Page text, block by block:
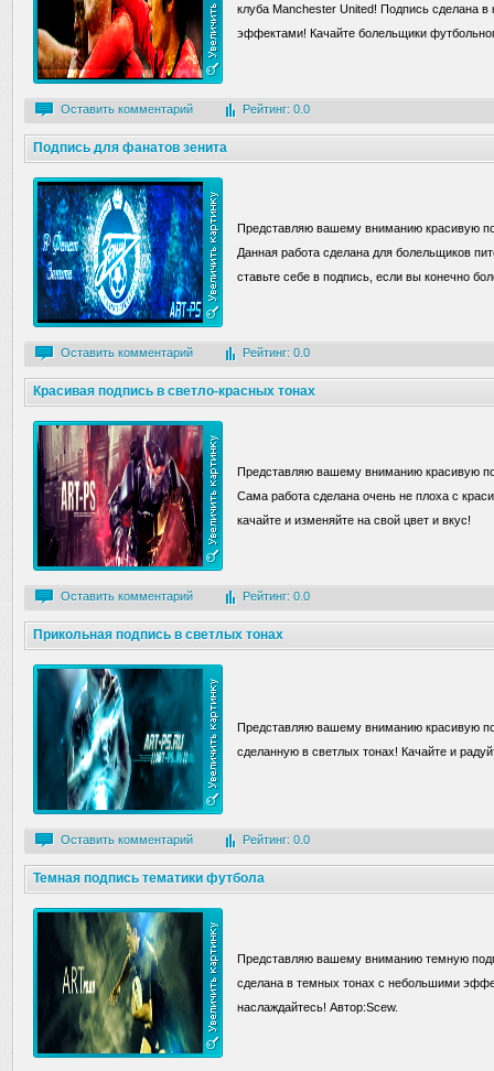
клуба Manchester United! Подпись сделана
эффектами! Качайте болельщики
Оставить комментарий Рейтинг: 0.0
Подпись для фанатов зенита
Представляю вашему вниманию красивую
Данная работа сделана для болельщиков
ставьте себе в подпись, если вы конечно
Оставить комментарий Рейтинг: 0.0
Красивая подпись в светло-красных тонах
Представляю вашему вниманию красивую
Сама работа сделана очень не плоха с
качайте и изменяйте на свой цвет и вкус!
Оставить комментарий Рейтинг: 0.0
Прикольная подпись в светлых тонах
Представляю вашему вниманию красивую
сделанную в светлых тонах! Качайте и
Оставить комментарий Рейтинг: 0.0
Темная подпись тематики футбола
Представляю вашему вниманию темную
сделана в темных тонах с небольшими
наслаждайтесь! Автор:Scew.